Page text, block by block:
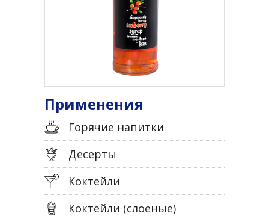
Применения
Горячие напитки
Десерты
Коктейли
Коктейли (слоеные)